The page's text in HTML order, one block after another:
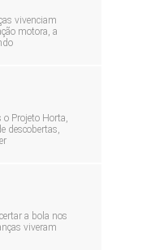
vivenciam
motora, a
o Projeto Horta,
descobertas,
a bola nos
viveram